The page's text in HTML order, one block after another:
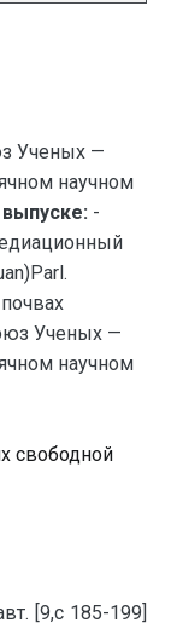
Ученых —
научном
-
Ученых —
научном
свободной
[9,c 185-199]